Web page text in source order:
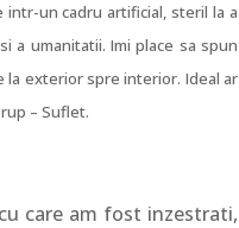
un cadru artificial, steril la a
a umanitatii. Imi place sa spun
la exterior spre interior. Ideal ar
– Suflet.
care am fost inzestrati,